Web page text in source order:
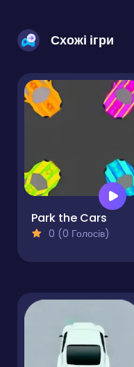
Схожі ігри
Park the Cars
0 (0 Голосів)